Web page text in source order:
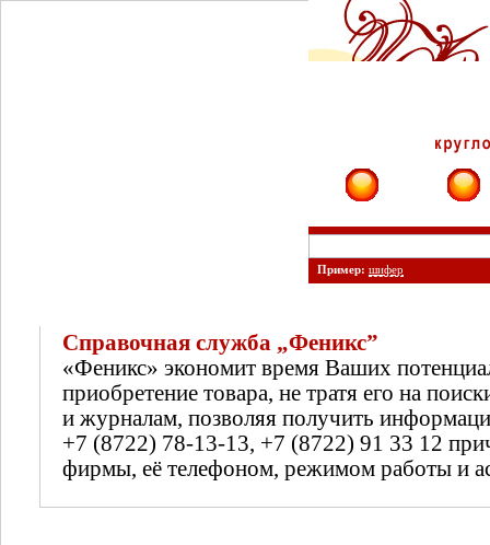
Пример: шифер
Справочная служба „Феникс”
«Феникс» экономит время Ваших
приобретение товара, не тратя его на
и журналам, позволяя получить
+7 (8722) 78-13-13, +7 (8722) 91 33 12
фирмы, её телефоном, режимом работы и